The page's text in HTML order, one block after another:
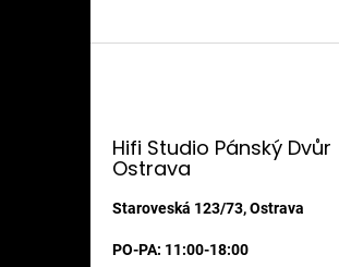
Hifi Studio Pánský Dvůr
Ostrava
Staroveská 123/73, Ostrava
PO-PA: 11:00-18:00